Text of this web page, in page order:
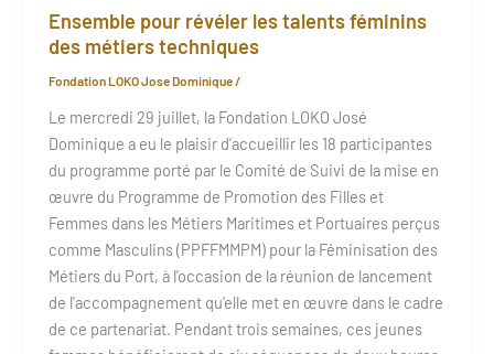
Ensemble pour révéler les talents féminins
des métiers techniques
Fondation LOKO Jose Dominique/
Le mercredi 29 juillet, la Fondation LOKO José
Dominique a eu le plaisir d’accueillir les 18 participantes
du programme porté par le Comité de Suivi de la mise en
œuvre du Programme de Promotion des Filles et
Femmes dans les Métiers Maritimes et Portuaires perçus
comme Masculins (PPFFMMPM) pour la Féminisation des
Métiers du Port, à l’occasion de la réunion de lancement
de l’accompagnement qu’elle met en œuvre dans le cadre
de ce partenariat. Pendant trois semaines, ces jeunes